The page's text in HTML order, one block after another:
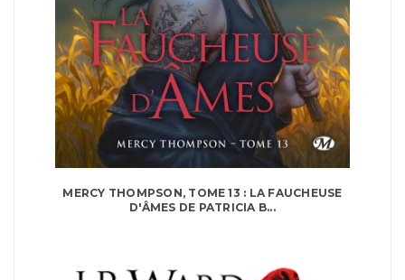
MERCY THOMPSON, TOME 13 : LA FAUCHEUSE
D'ÂMES DE PATRICIA B...